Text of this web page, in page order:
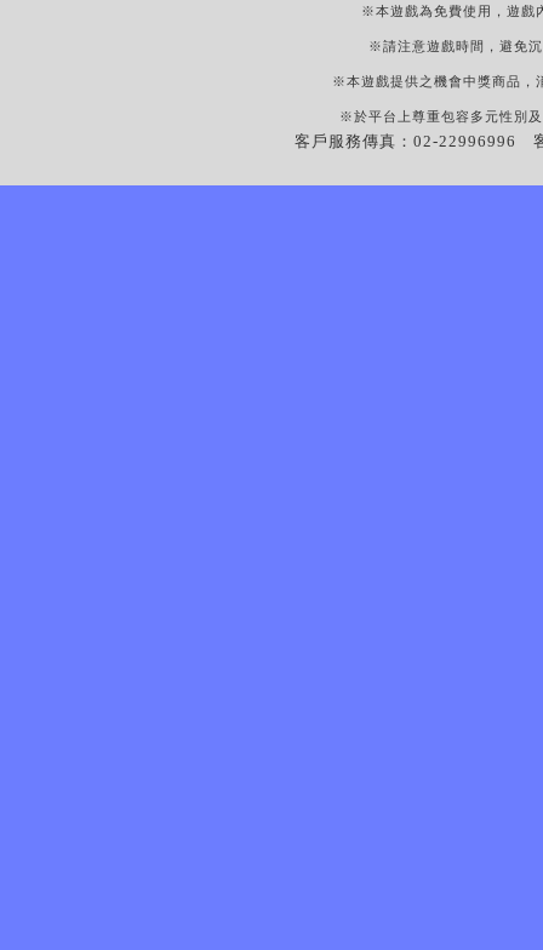
※本遊戲為免費使用，遊戲
※請注意遊戲時間，避免
※本遊戲提供之機會中獎商品，
※於平台上尊重包容多元性別
客戶服務傳真：02-22996996